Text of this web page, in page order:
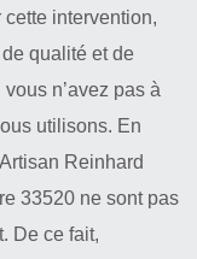
intervention,
qualité et de
n’avez pas à
utilisons. En
Reinhard
33520 ne sont pas
De ce fait,